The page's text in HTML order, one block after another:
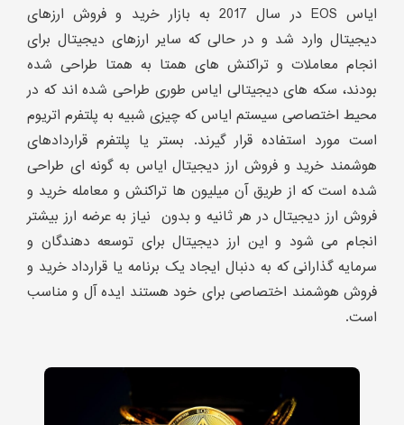
ایاس EOS در سال 2017 به بازار خرید و فروش ارزهای
دیجیتال وارد شد و در حالی که سایر ارزهای دیجیتال برای
انجام معاملات و تراکنش های همتا به همتا طراحی شده
بودند، سکه های دیجیتالی ایاس طوری طراحی شده اند که در
محیط اختصاصی سیستم ایاس که چیزی شبیه به پلتفرم اتریوم
است مورد استفاده قرار گیرند. بستر یا پلتفرم قراردادهای
هوشمند خرید و فروش ارز دیجیتال ایاس به گونه ای طراحی
شده است که از طریق آن میلیون ها تراکنش و معامله خرید و
فروش ارز دیجیتال در هر ثانیه و بدون نیاز به عرضه ارز بیشتر
انجام می شود و این ارز دیجیتال برای توسعه دهندگان و
سرمایه گذارانی که به دنبال ایجاد یک برنامه یا قرارداد خرید و
فروش هوشمند اختصاصی برای خود هستند ایده آل و مناسب
است.